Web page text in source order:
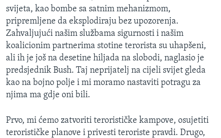
svijeta, kao bombe sa satnim mehanizmom,
pripremljene da eksplodiraju bez upozorenja.
Zahvaljujući našim službama sigurnosti i našim
koalicionim partnerima stotine terorista su uhapšeni,
ali ih je još na desetine hiljada na slobodi, naglasio je
predsjednik Bush. Taj neprijatelj na cijeli svijet gleda
kao na bojno polje i mi moramo nastaviti potragu za
njima ma gdje oni bili.
Prvo, mi ćemo zatvoriti terorističke kampove, osujetiti
terorističke planove i privesti teroriste pravdi. Drugo,